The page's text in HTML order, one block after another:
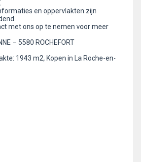
en oppervlakten zijn
met ons op te nemen voor meer
– 5580 ROCHEFORT
1943 m2, Kopen in La Roche-en-